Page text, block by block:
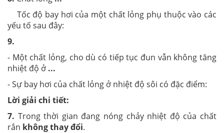
Tốc độ bay hơi của một chất lỏng phụ thuộc vào các
yếu tố sau đây:
9.
- Một chất lỏng, cho dù có tiếp tục đun vẫn không tăng
nhiệt độ ở ...
- Sự bay hơi của chất lỏng ở nhiệt độ sôi có đặc điểm:
Lời giải chi tiết:
7. Trong thời gian đang nóng chảy nhiệt độ của chất
rắn không thay đổi.